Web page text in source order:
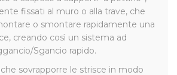
fissati al muro o alla trave, che
o smontare rapidamente una
creando così un sistema ad
Sgancio rapido.
sovrapporre le strisce in modo